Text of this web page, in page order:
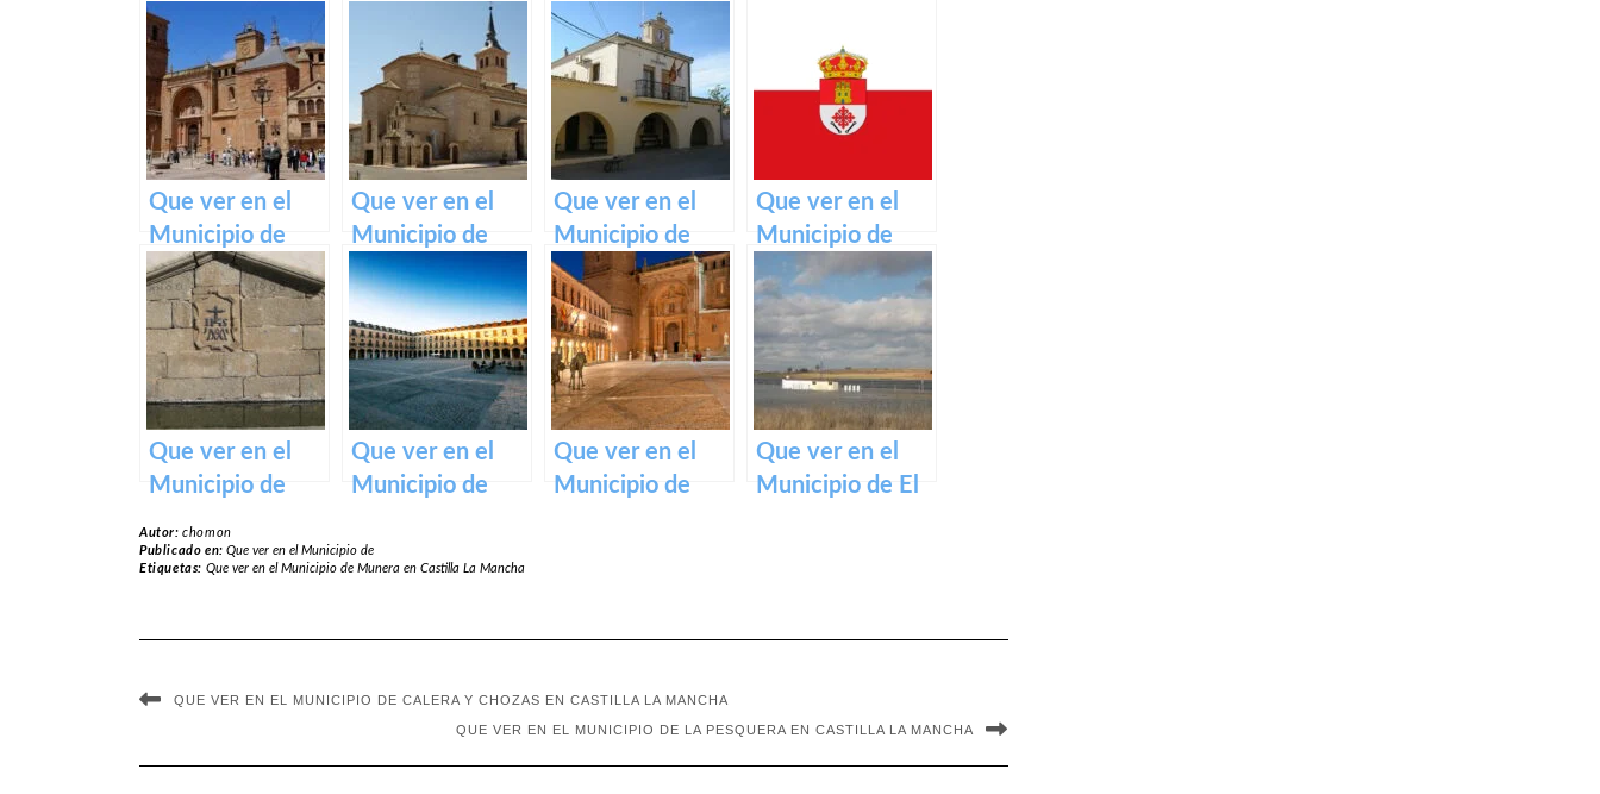
Tarazona de la
Mancha en
Castilla La
Mancha
Pozorrubielos de
la Mancha en
Castilla La
Mancha
Tinajas en
Castilla La
Mancha
Tajuña en
Castilla La
Mancha
Que ver en el
Municipio de
Torre de Juan
Abad en Castilla
La Mancha
Que ver en el
Municipio de
Mocejón en
Castilla La
Mancha
Que ver en el
Municipio de
Castillejo de
Iniesta en
Castilla La
Mancha
Que ver en el
Municipio de
Abenójar en
Castilla La
Mancha
Que ver en el
Municipio de
Vicente en
Que ver en el
Municipio de
Castilla La
Que ver en el
Municipio de
Que ver en el
Municipio de El
Autor:chomon
Publicado en:Que ver en el Municipio de
Etiquetas: Que ver en el Municipio de Munera en Castilla La Mancha
QUE VER EN EL MUNICIPIO DE CALERA Y CHOZAS EN CASTILLA LA MANCHA
QUE VER EN EL MUNICIPIO DE LA PESQUERA EN CASTILLA LA MANCHA